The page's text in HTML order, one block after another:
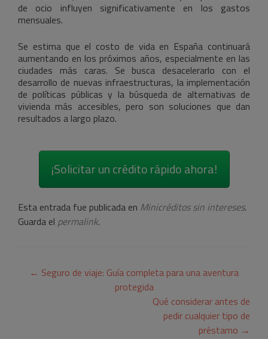
de ocio influyen significativamente en los gastos
mensuales.
Se estima que el costo de vida en España continuará
aumentando en los próximos años, especialmente en las
ciudades más caras. Se busca desacelerarlo con el
desarrollo de nuevas infraestructuras, la implementación
de políticas públicas y la búsqueda de alternativas de
vivienda más accesibles, pero son soluciones que dan
resultados a largo plazo.
¡Solicitar un crédito rápido ahora!
Esta entrada fue publicada en Minicréditos sin intereses.
Guarda el permalink.
Navegación
← Seguro de viaje: Guía completa para una aventura
protegida
Qué considerar antes de
pedir cualquier tipo de
préstamo →